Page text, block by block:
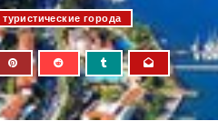
туристические города